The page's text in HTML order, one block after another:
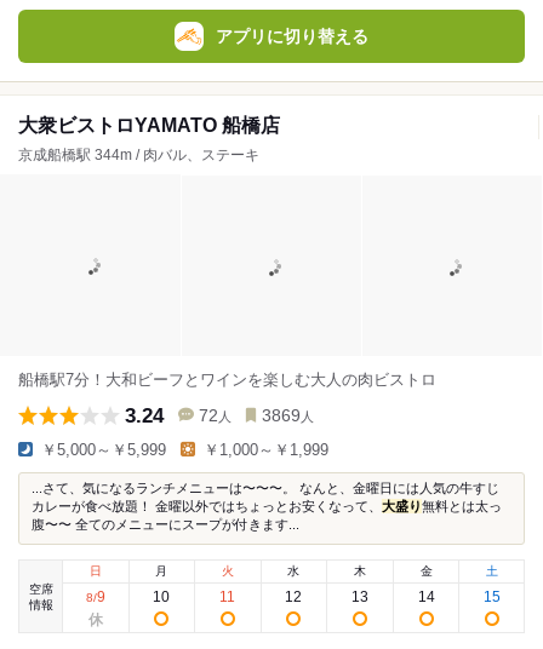
アプリに切り替える
大衆ビストロYAMATO 船橋店
京成船橋駅 344m / 肉バル、ステーキ
船橋駅7分！大和ビーフとワインを楽しむ大人の肉ビストロ
3.24 72 人 3869 人
￥5,000～￥5,999 ￥1,000～￥1,999
...さて、気になるランチメニューは〜〜〜。 なんと、金曜日には人気の牛すじ
カレーが食べ放題！ 金曜以外ではちょっとお安くなって、 大盛り無料とは太っ
腹〜〜 全てのメニューにスープが付きます...
空席
情報
日
8/9
月
10
火
11
水
12
木
13
金
14
土
15